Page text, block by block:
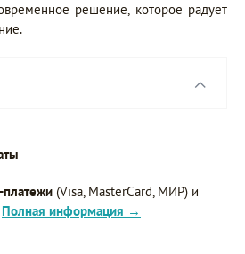
решение, которое радует
(Visa, MasterCard, МИР) и
Полная информация →